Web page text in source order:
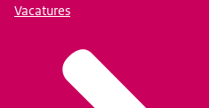
Vacatures